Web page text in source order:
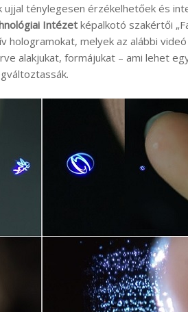
ténylegesen érzékelhetőek és
Intézetképalkotó szakértői
hologramokat, melyek az alábbi
alakjukat, formájukat – ami lehet